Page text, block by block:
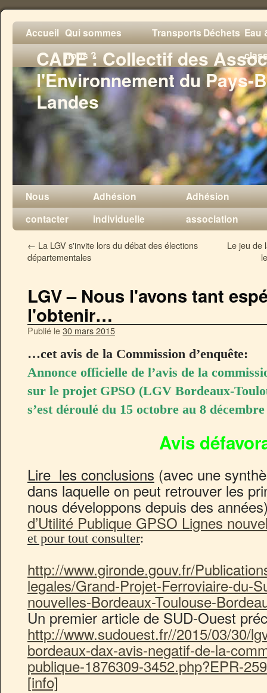
CADE : Collectif des
l'Environnement du Pays-
Landes
Accueil Qui sommes
nous ?
TransportsDéchets Eau
Nous
contacter
Adhésion
individuelle
Adhésion
association
← La LGV s'invite lors du débat des élections
départementales
Le jeu de
LGV – Nous l'avons tant
l'obtenir…
Publié le30 mars 2015
…cet avis de la Commission d’enquête:
Annonce officielle de l’avis de la
sur le projet GPSO (LGV Bordeaux-
s’est déroulé du 15 octobre au 8 décembre
Avis
Lire les conclusions (avec une
dans laquelle on peut retrouver les
nous développons depuis des
d’Utilité Publique GPSO Lignes
et pour tout consulter:
http://www.gironde.gouv.fr/
legales/Grand-Projet-Ferroviaire-du-
nouvelles-Bordeaux-Toulouse-
Un premier article de SUD-Ouest
http://www.sudouest.fr//2015/03/30/
bordeaux-dax-avis-negatif-de-la-
publique-1876309-3452.php?EPR-
[info]